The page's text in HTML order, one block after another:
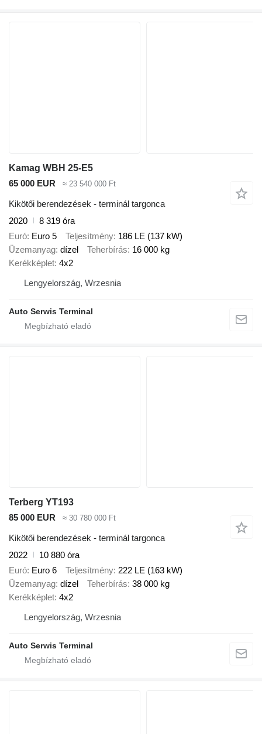
Kamag WBH 25-E5
65 000 EUR
≈ 23 540 000 Ft
Kikötői berendezések - terminál targonca
2020
8 319 óra
Euró Euro 5 Teljesítmény 186 LE (137 kW)
Üzemanyag dízel Teherbírás 16 000 kg
Kerékképlet 4x2
Lengyelország, Wrzesnia
Auto Serwis Terminal
Terberg YT193
85 000 EUR
≈ 30 780 000 Ft
Kikötői berendezések - terminál targonca
2022
10 880 óra
Euró Euro 6 Teljesítmény 222 LE (163 kW)
Üzemanyag dízel Teherbírás 38 000 kg
Kerékképlet 4x2
Lengyelország, Wrzesnia
Auto Serwis Terminal